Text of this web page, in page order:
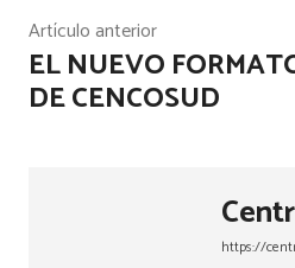
Artículo anterior
EL NUEVO
DE CENCOSUD
https://